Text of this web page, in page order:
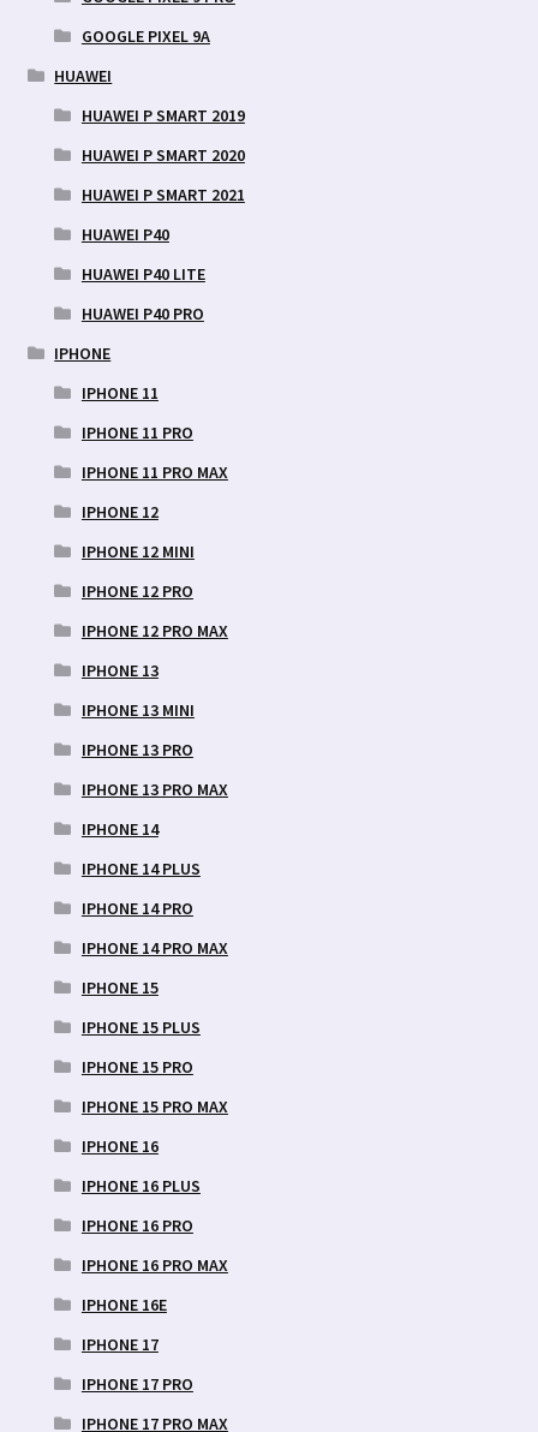
GOOGLE PIXEL 9A
HUAWEI
HUAWEI P SMART 2019
HUAWEI P SMART 2020
HUAWEI P SMART 2021
HUAWEI P40
HUAWEI P40 LITE
HUAWEI P40 PRO
IPHONE
IPHONE 11
IPHONE 11 PRO
IPHONE 11 PRO MAX
IPHONE 12
IPHONE 12 MINI
IPHONE 12 PRO
IPHONE 12 PRO MAX
IPHONE 13
IPHONE 13 MINI
IPHONE 13 PRO
IPHONE 13 PRO MAX
IPHONE 14
IPHONE 14 PLUS
IPHONE 14 PRO
IPHONE 14 PRO MAX
IPHONE 15
IPHONE 15 PLUS
IPHONE 15 PRO
IPHONE 15 PRO MAX
IPHONE 16
IPHONE 16 PLUS
IPHONE 16 PRO
IPHONE 16 PRO MAX
IPHONE 16E
IPHONE 17
IPHONE 17 PRO
IPHONE 17 PRO MAX